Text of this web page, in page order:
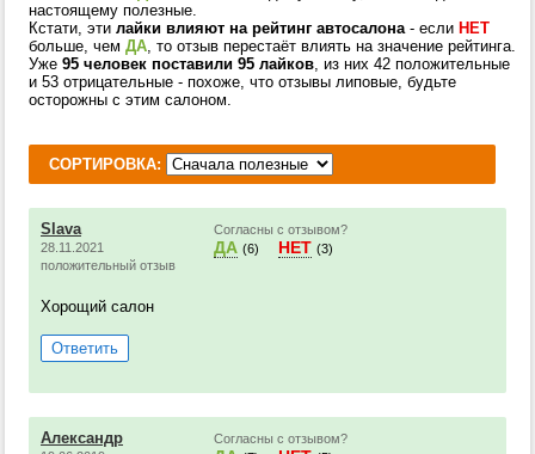
настоящему полезные.
Кстати, эти лайки влияют на рейтинг автосалона- если НЕТ
больше, чем ДА, то отзыв перестаёт влиять на значение рейтинга.
Уже 95 человек поставили 95 лайков, из них 42 положительные
и 53 отрицательные - похоже, что отзывы липовые, будьте
осторожны с этим салоном.
СОРТИРОВКА:
Slava
28.11.2021
положительный отзыв
Согласны с отзывом?
ДА (6) НЕТ (3)
Хорощий салон
Ответить
Александр Согласны с отзывом?